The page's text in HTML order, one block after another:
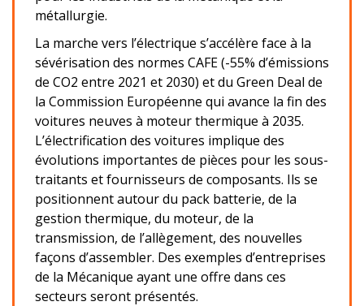
métallurgie.
La marche vers l’électrique s’accélère face à la
sévérisation des normes CAFE (-55% d’émissions
de CO2 entre 2021 et 2030) et du Green Deal de
la Commission Européenne qui avance la fin des
voitures neuves à moteur thermique à 2035.
L’électrification des voitures implique des
évolutions importantes de pièces pour les sous-
traitants et fournisseurs de composants. Ils se
positionnent autour du pack batterie, de la
gestion thermique, du moteur, de la
transmission, de l’allègement, des nouvelles
façons d’assembler. Des exemples d’entreprises
de la Mécanique ayant une offre dans ces
secteurs seront présentés.